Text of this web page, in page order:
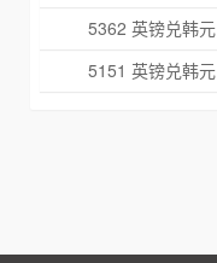
5362 英镑兑韩元
5151 英镑兑韩元